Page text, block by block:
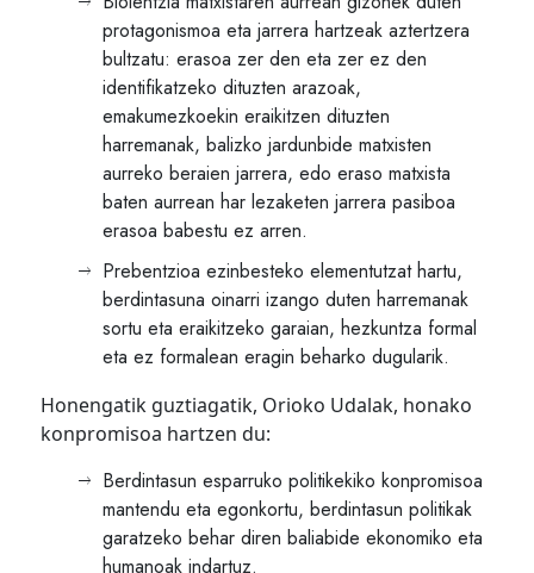
protagonismoa eta jarrera hartzeak aztertzera
bultzatu: erasoa zer den eta zer ez den
identifikatzeko dituzten arazoak,
emakumezkoekin eraikitzen dituzten
harremanak, balizko jardunbide matxisten
aurreko beraien jarrera, edo eraso matxista
baten aurrean har lezaketen jarrera pasiboa
erasoa babestu ez arren.
Prebentzioa ezinbesteko elementutzat hartu,
berdintasuna oinarri izango duten harremanak
sortu eta eraikitzeko garaian, hezkuntza formal
eta ez formalean eragin beharko dugularik.
Honengatik guztiagatik, Orioko Udalak, honako
konpromisoa hartzen du:
Berdintasun esparruko politikekiko konpromisoa
mantendu eta egonkortu, berdintasun politikak
garatzeko behar diren baliabide ekonomiko eta
humanoak indartuz.